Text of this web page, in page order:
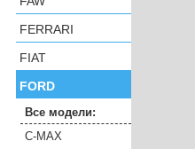
FERRARI
FIAT
FORD
Все модели:
C-MAX